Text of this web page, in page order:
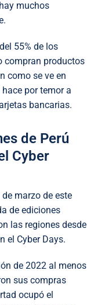
muchos
55% de los
compran productos
como se ve en
hace por temor a
bancarias.
de Perú
Cyber
marzo de este
de ediciones
las regiones desde
el Cyber Days.
de 2022 al menos
sus compras
ocupó el